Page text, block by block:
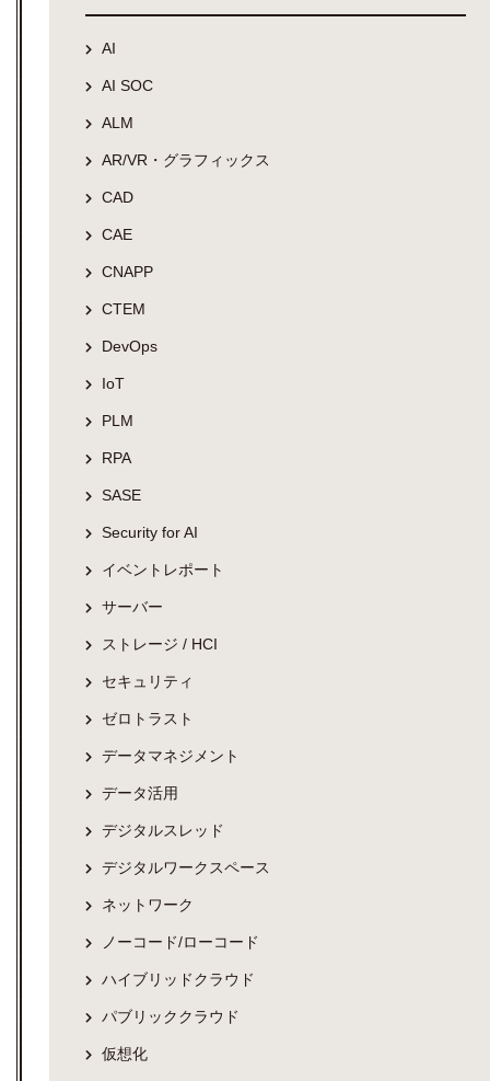
AI
AI SOC
ALM
AR/VR・グラフィックス
CAD
CAE
CNAPP
CTEM
DevOps
IoT
PLM
RPA
SASE
Security for AI
イベントレポート
サーバー
ストレージ / HCI
セキュリティ
ゼロトラスト
データマネジメント
データ活用
デジタルスレッド
デジタルワークスペース
ネットワーク
ノーコード/ローコード
ハイブリッドクラウド
パブリッククラウド
仮想化